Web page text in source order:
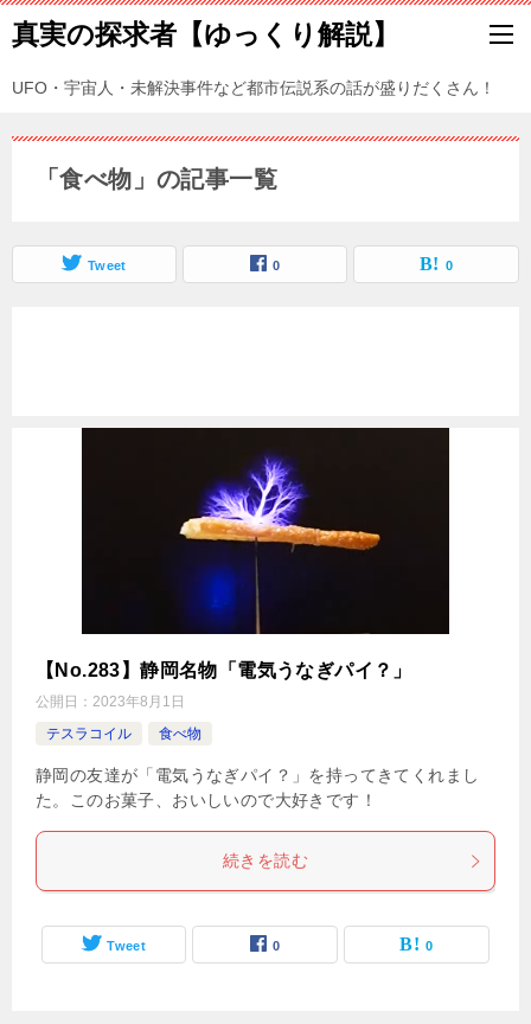
真実の探求者【ゆっくり解説】
UFO・宇宙人・未解決事件など都市伝説系の話が盛りだくさん！
「食べ物」の記事一覧
Tweet 0 0
【No.283】静岡名物「電気うなぎパイ？」
公開日： 2023年8月1日
テスラコイル
食べ物
静岡の友達が「電気うなぎパイ？」を持ってきてくれまし
た。このお菓子、おいしいので大好きです！
続きを読む
Tweet 0 0